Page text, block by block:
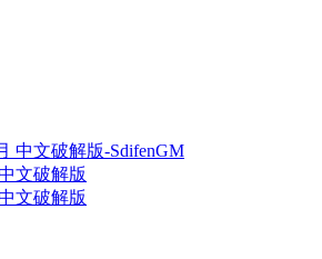
文破解版
文破解版